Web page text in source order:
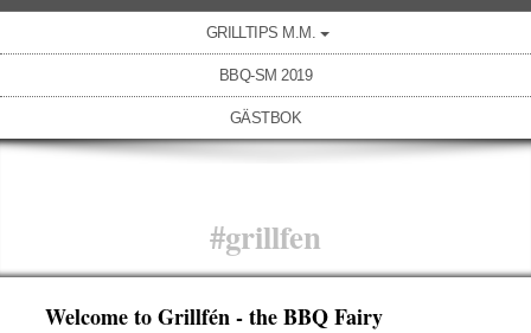
GRILLTIPS M.M.
BBQ-SM 2019
GÄSTBOK
#grillfen
Welcome to Grillfén - the BBQ Fairy